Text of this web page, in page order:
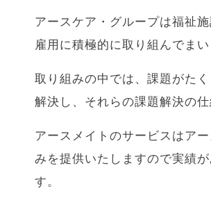
アースケア・グループは福祉
雇用に積極的に取り組んでまい
取り組みの中では、課題がた
解決し、それらの課題解決の
アースメイトのサービスはア
みを提供いたしますので実績
す。